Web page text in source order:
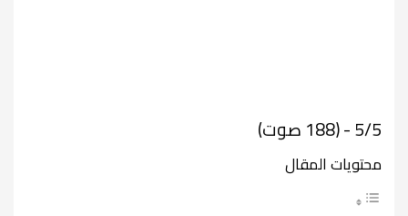
5/5 - (188 صوت)
محتويات المقال